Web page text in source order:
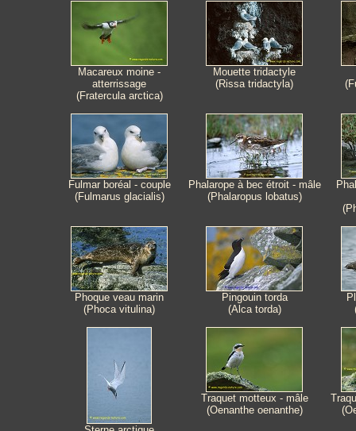
Macareux moine -
atterrissage
(Fratercula arctica)
Mouette tridactyle
(Rissa tridactyla)
Fulmar boréal - couple
(Fulmarus glacialis)
Phalarope à bec étroit - mâle
(Phalaropus lobatus)
Phoque veau marin
(Phoca vitulina)
Pingouin torda
(Alca torda)
Traquet motteux - mâle
(Oenanthe oenanthe)